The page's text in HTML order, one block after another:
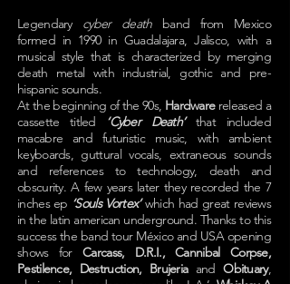
Legendary cyber deathband from Mexico
formed in 1990 in Guadalajara, Jalisco, with a
musical style that is characterized by merging
death metal with industrial, gothic and pre-
hispanic sounds.
At the beginning of the 90s, Hardware released a
cassette titled ‘Cyber Death’that included
macabre and futuristic music, with ambient
keyboards, guttural vocals, extraneous sounds
and references to technology, death and
obscurity. A few years later they recorded the 7
inches ep ‘Souls Vortex’which had great reviews
in the latin american underground. Thanks to this
success the band tour México and USA opening
shows forCarcass, D.R.I., Cannibal Corpse,
Pestilence, Destruction, BrujeriaandObituary,